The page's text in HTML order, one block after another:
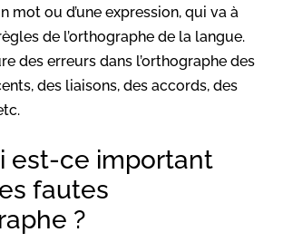
mot ou d’une expression, qui va à
de l’orthographe de la langue.
des erreurs dans l’orthographe des
des liaisons, des accords, des
est-ce important
fautes
?